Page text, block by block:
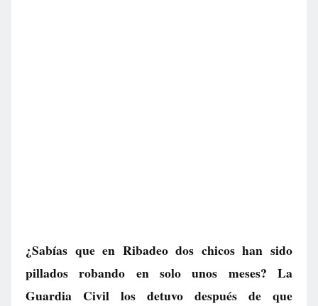
¿Sabías que en Ribadeo dos chicos han sido
pillados robando en solo unos meses? La
Guardia Civil los detuvo después de que